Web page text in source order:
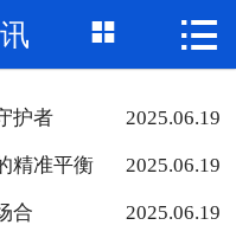
网站首页
 
2025.06.19
护者
2025.06.19
精准平衡
2025.06.19
合